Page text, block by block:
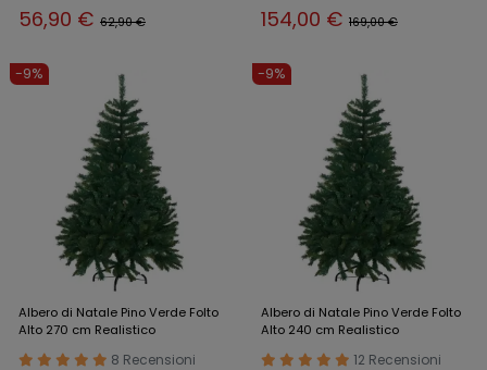
56,90 € 62,90 € 154,00 € 169,00 €
-9%
Albero di Natale Pino Verde Folto
Alto 270 cm Realistico
8 Recensioni
-9%
Albero di Natale Pino Verde Folto
Alto 240 cm Realistico
12 Recensioni